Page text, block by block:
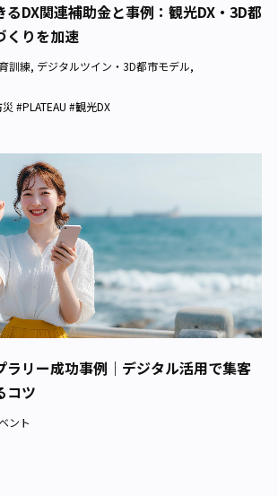
るDX関連補助金と事例：観光DX・3D都
くりを加速
訓練, デジタルツイン・3D都市モデル,
#PLATEAU #観光DX
ラリー成功事例｜デジタル活用で集客
コツ
ント